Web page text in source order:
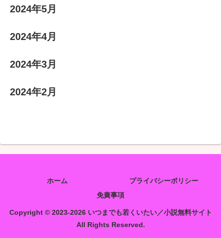
2024年5月
2024年4月
2024年3月
2024年2月
ホーム
プライバシーポリシー
免責事項
Copyright © 2023-2026 いつまでも若くいたい／小説無料サイト
All Rights Reserved.